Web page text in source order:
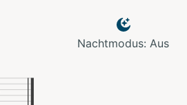
Nachtmodus: Aus